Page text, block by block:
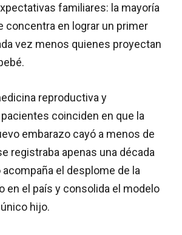
familiares: la mayoría
concentra en lograr un primer
vez menos quienes proyectan
reproductiva y
coinciden en que la
embarazo cayó a menos de
registraba apenas una década
el desplome de la
en el país y consolida el modelo
hijo.